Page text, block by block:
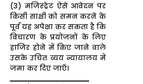
(3) मजिस्ट्रेट ऐसे आवेदन पर
किसी साक्षी को समन करने के
पूर्व यह अपेक्षा कर सकता है कि
विचारण के प्रयोजनों के लिए
हाजिर होने में किए जाने वाले
उसके उचित व्यय न्यायालय में
जमा कर दिए जाएँ।